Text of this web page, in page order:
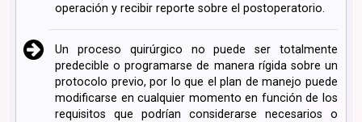
operación y recibir reporte sobre el postoperatorio.
Un proceso quirúrgico no puede ser totalmente
predecible o programarse de manera rígida sobre un
protocolo previo, por lo que el plan de manejo puede
modificarse en cualquier momento en función de los
requisitos que podrían considerarse necesarios o